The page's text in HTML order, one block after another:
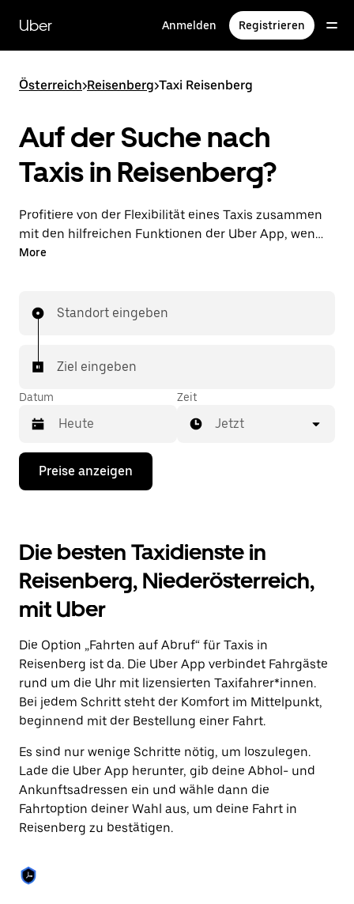
zum
Hauptinhalt
Uber Anmelden Registrieren
Österreich>Reisenberg>Taxi Reisenberg
Auf der Suche nach
Taxis in Reisenberg?
Profitiere von der Flexibilität eines Taxis zusammen
mit den hilfreichen Funktionen der Uber App, wenn
du Fahrten über die Uber App in Reisenberg
bestellen und dir günstige Vorab-Fixpreise für jede
More
Standort eingeben
Ziel eingeben
Datum
Drücke
Nach-
mit
dem
Kalender
zu
interagieren
und
Datum
auszuwählen.
Drücke
die
Escape-
Taste,
den
Kalender
zu
schließen.
Zeit
Jetzt
Preise anzeigen
Die besten Taxidienste in
Reisenberg, Niederösterreich,
mit Uber
Die Option „Fahrten auf Abruf“ für Taxis in
Reisenberg ist da. Die Uber App verbindet Fahrgäste
rund um die Uhr mit lizensierten Taxifahrer*innen.
Bei jedem Schritt steht der Komfort im Mittelpunkt,
beginnend mit der Bestellung einer Fahrt.
Es sind nur wenige Schritte nötig, um loszulegen.
Lade die Uber App herunter, gib deine Abhol- und
Ankunftsadressen ein und wähle dann die
Fahrtoption deiner Wahl aus, um deine Fahrt in
Reisenberg zu bestätigen.